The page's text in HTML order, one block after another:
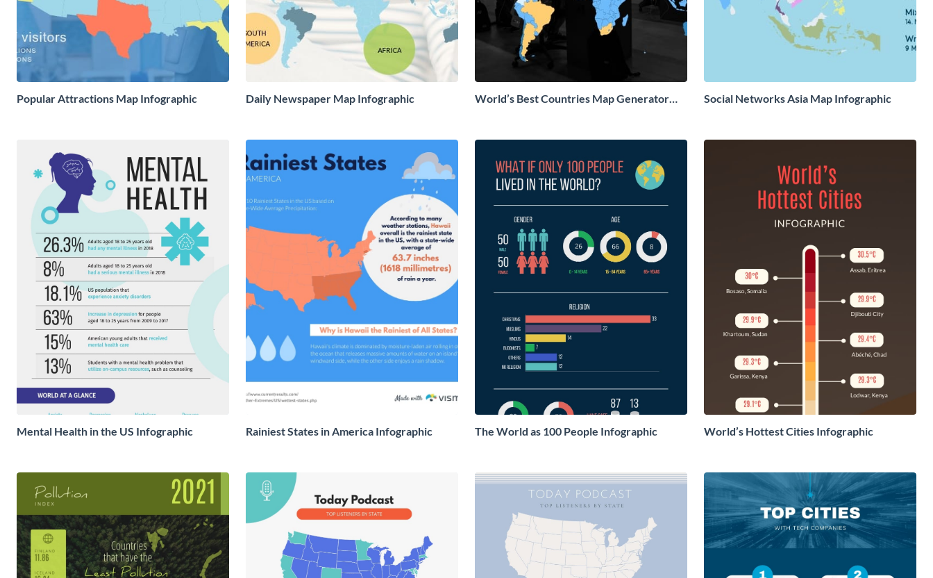
Popular Attractions Map Infographic Daily Newspaper Map Infographic
World’s Best Countries Map Generator
Social Networks Asia Map Infographic
Mental Health in the US Infographic Rainiest States in America Infographic The World as 100 People Infographic World’s Hottest Cities Infographic